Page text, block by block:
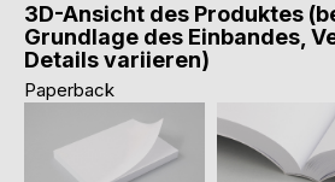
3D-Ansicht des Produktes
Grundlage des Einbandes,
Details variieren)
Paperback